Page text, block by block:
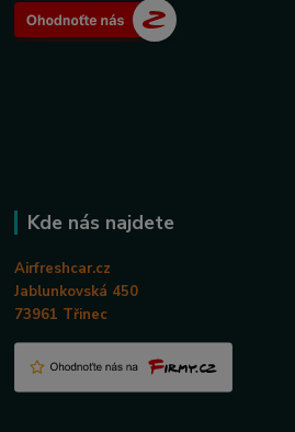
Kde nás najdete
Airfreshcar.cz
Jablunkovská 450
73961 Třinec